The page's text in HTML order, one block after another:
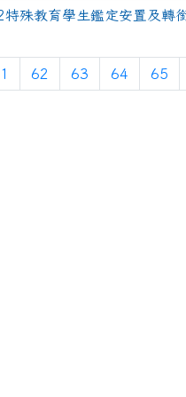
殊教育學生鑑定安置及轉
62 63 64 65